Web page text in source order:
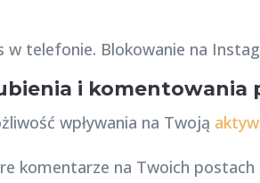
i komentowania
wpływania na Twoją
komentarze na Twoich